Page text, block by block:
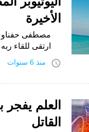
الأخيرة
مصطفى حفناوي
ارتقى للقاء
access_time منذ 6 سنوات
العلم
القاتل